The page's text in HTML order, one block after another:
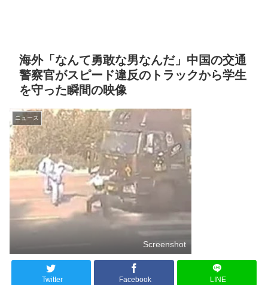
海外「なんて勇敢な男なんだ」中国の交通
警察官がスピード違反のトラックから学生
を守った瞬間の映像
ニュース
Screenshot
Twitter Facebook LINE